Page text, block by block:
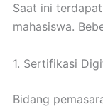
Saat ini
mahasiswa.
1. Sertifikasi
Bidang